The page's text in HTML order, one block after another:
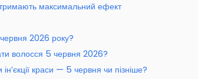
максимальний ефект
2026 року?
волосся 5 червня 2026?
краси — 5 червня чи пізніше?